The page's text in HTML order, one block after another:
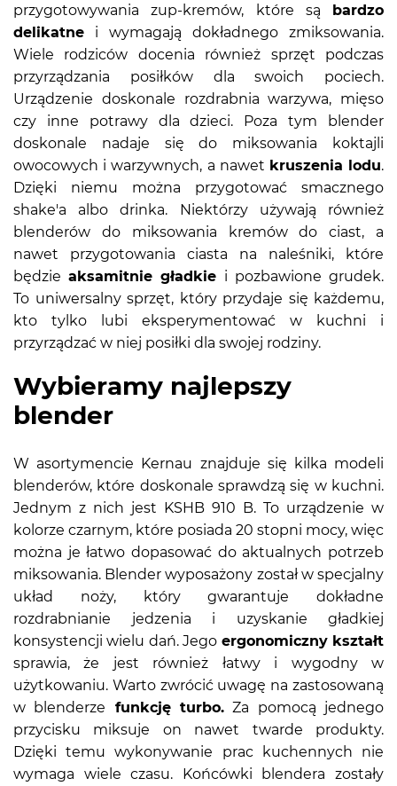
przygotowywania zup-kremów, które są bardzo
delikatne i wymagają dokładnego zmiksowania.
Wiele rodziców docenia również sprzęt podczas
przyrządzania posiłków dla swoich pociech.
Urządzenie doskonale rozdrabnia warzywa, mięso
czy inne potrawy dla dzieci. Poza tym blender
doskonale nadaje się do miksowania koktajli
owocowych i warzywnych, a nawet kruszenia lodu.
Dzięki niemu można przygotować smacznego
shake'a albo drinka. Niektórzy używają również
blenderów do miksowania kremów do ciast, a
nawet przygotowania ciasta na naleśniki, które
będzieaksamitnie gładkie i pozbawione grudek.
To uniwersalny sprzęt, który przydaje się każdemu,
kto tylko lubi eksperymentować w kuchni i
przyrządzać w niej posiłki dla swojej rodziny.
Wybieramy najlepszy
blender
W asortymencie Kernau znajduje się kilka modeli
blenderów, które doskonale sprawdzą się w kuchni.
Jednym z nich jest KSHB 910 B. To urządzenie w
kolorze czarnym, które posiada 20 stopni mocy, więc
można je łatwo dopasować do aktualnych potrzeb
miksowania. Blender wyposażony został w specjalny
układ noży, który gwarantuje dokładne
rozdrabnianie jedzenia i uzyskanie gładkiej
konsystencji wielu dań. Jego ergonomiczny kształt
sprawia, że jest również łatwy i wygodny w
użytkowaniu. Warto zwrócić uwagę na zastosowaną
w blenderze funkcję turbo. Za pomocą jednego
przycisku miksuje on nawet twarde produkty.
Dzięki temu wykonywanie prac kuchennych nie
wymaga wiele czasu. Końcówki blendera zostały